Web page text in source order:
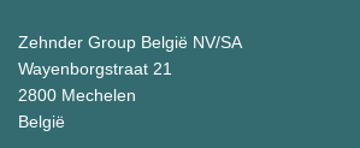
Zehnder Group België NV/SA
Wayenborgstraat 21
2800 Mechelen
België